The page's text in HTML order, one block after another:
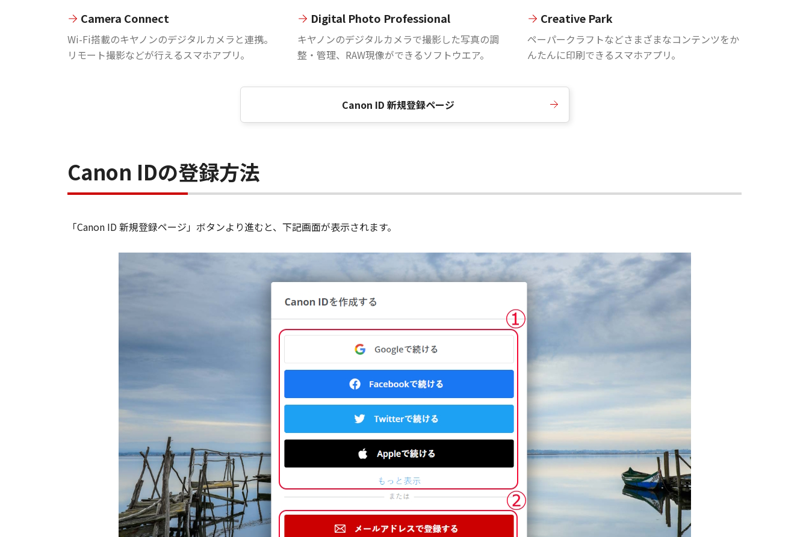
Camera Connect
Wi-Fi搭載のキヤノンのデジタルカメラと連携。
リモート撮影などが行えるスマホアプリ。
Digital Photo Professional
キヤノンのデジタルカメラで撮影した写真の調
整・管理、RAW現像ができるソフトウエア。
Creative Park
ペーパークラフトなどさまざまなコンテンツをか
んたんに印刷できるスマホアプリ。
Canon ID 新規登録ページ
Canon IDの登録方法
「Canon ID 新規登録ページ」ボタンより進むと、下記画面が表示されます。